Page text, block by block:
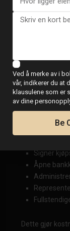
Antall
Hva
Spania
En fullmakt gir
I
Signer
Åpne
Dette gjør
Ved å merke av i
vår, indikerer du at
klausulene som er
av dine
Be